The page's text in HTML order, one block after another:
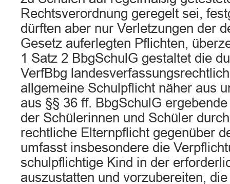
Rechtsverordnung geregelt sei,
dürften aber nur Verletzungen der
Gesetz auferlegten Pflichten,
1 Satz 2 BbgSchulG gestaltet die
VerfBbg
allgemeine Schulpflicht näher aus
aus §§ 36 ff. BbgSchulG
der Schülerinnen und Schüler
rechtliche Elternpflicht gegenüber
umfasst insbesondere die
schulpflichtige Kind in der
auszustatten und vorzubereiten,